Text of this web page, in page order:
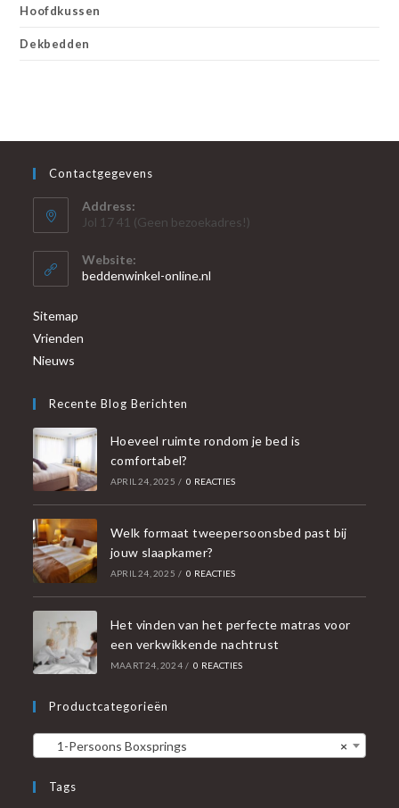
Hoofdkussen
Dekbedden
Contactgegevens
Address:
Jol 17 41 (Geen bezoekadres!)
Website:
beddenwinkel-online.nl
Sitemap
Vrienden
Nieuws
Recente Blog Berichten
Hoeveel ruimte rondom je bed is
comfortabel?
APRIL 24, 2025 / 0 REACTIES
Welk formaat tweepersoonsbed past bij
jouw slaapkamer?
APRIL 24, 2025 / 0 REACTIES
Het vinden van het perfecte matras voor
een verkwikkende nachtrust
MAART 24, 2024 / 0 REACTIES
Productcategorieën
×
1-Persoons Boxsprings
Tags